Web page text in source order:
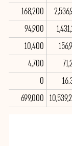
168,200
94,900
10,400
4,700
0
699,000